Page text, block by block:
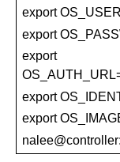
export
export
export
export
export
nalee@controller